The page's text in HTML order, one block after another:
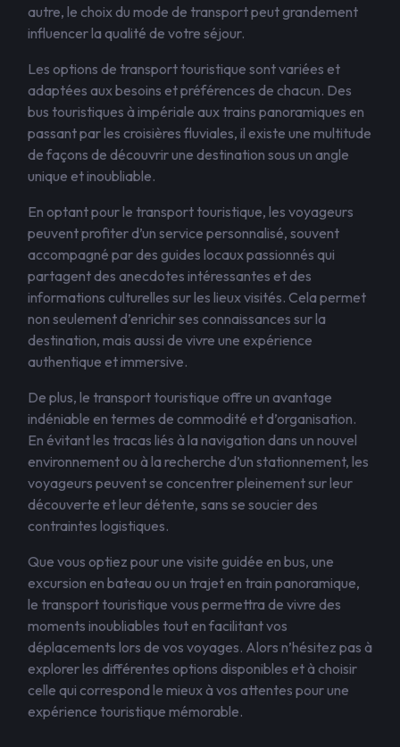
autre, le choix du mode de transport peut grandement
influencer la qualité de votre séjour.
Les options de transport touristique sont variées et
adaptées aux besoins et préférences de chacun. Des
bus touristiques à impériale aux trains panoramiques en
passant par les croisières fluviales, il existe une multitude
de façons de découvrir une destination sous un angle
unique et inoubliable.
En optant pour le transport touristique, les voyageurs
peuvent profiter d’un service personnalisé, souvent
accompagné par des guides locaux passionnés qui
partagent des anecdotes intéressantes et des
informations culturelles sur les lieux visités. Cela permet
non seulement d’enrichir ses connaissances sur la
destination, mais aussi de vivre une expérience
authentique et immersive.
De plus, le transport touristique offre un avantage
indéniable en termes de commodité et d’organisation.
En évitant les tracas liés à la navigation dans un nouvel
environnement ou à la recherche d’un stationnement, les
voyageurs peuvent se concentrer pleinement sur leur
découverte et leur détente, sans se soucier des
contraintes logistiques.
Que vous optiez pour une visite guidée en bus, une
excursion en bateau ou un trajet en train panoramique,
le transport touristique vous permettra de vivre des
moments inoubliables tout en facilitant vos
déplacements lors de vos voyages. Alors n’hésitez pas à
explorer les différentes options disponibles et à choisir
celle qui correspond le mieux à vos attentes pour une
expérience touristique mémorable.